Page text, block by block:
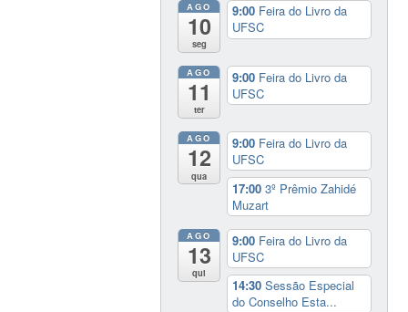
AGO
10
seg
9:00 Feira do Livro da
UFSC
AGO
11
ter
9:00 Feira do Livro da
UFSC
AGO
12
qua
9:00 Feira do Livro da
UFSC
17:003º Prêmio Zahidé
Muzart
AGO
13
qui
9:00 Feira do Livro da
UFSC
14:30Sessão Especial
do Conselho Esta...